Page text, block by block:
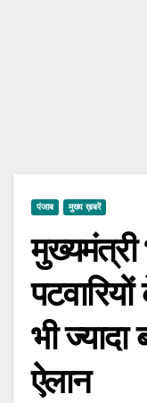
पंजाब मुख्य ख़बरें
मुख्यमंत्री
भी
ऐलान